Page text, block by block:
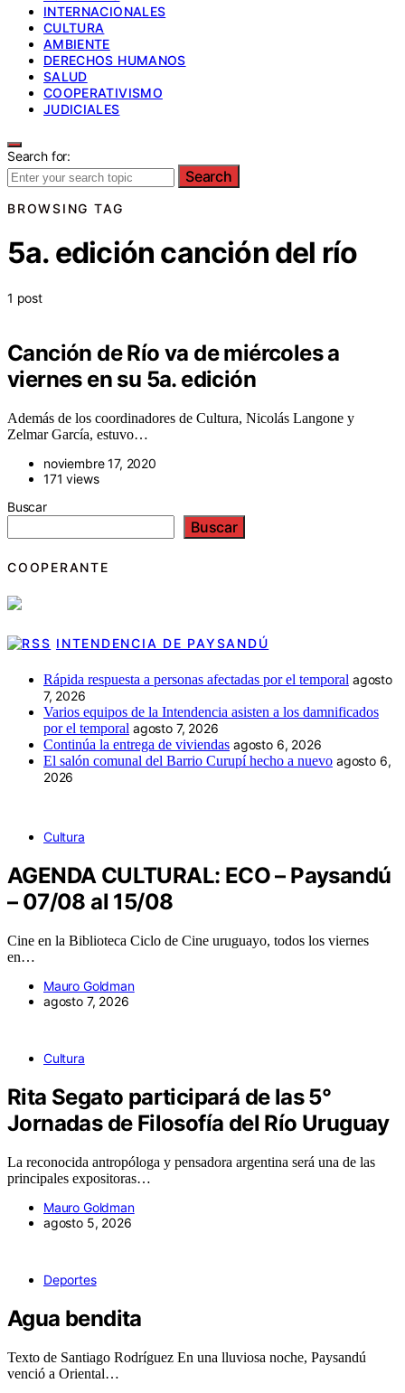
INTERNACIONALES
CULTURA
AMBIENTE
DERECHOS HUMANOS
SALUD
COOPERATIVISMO
JUDICIALES
Search for:
Search
BROWSING TAG
5a. edición canción del río
1 post
Canción de Río va de miércoles a
viernes en su 5a. edición
Además de los coordinadores de Cultura, Nicolás Langone y
Zelmar García, estuvo…
noviembre 17, 2020
171 views
Buscar
Buscar
COOPERANTE
INTENDENCIA DE PAYSANDÚ
Rápida respuesta a personas afectadas por el temporal agosto
7, 2026
Varios equipos de la Intendencia asisten a los damnificados
por el temporal agosto 7, 2026
Continúa la entrega de viviendas agosto 6, 2026
El salón comunal del Barrio Curupí hecho a nuevo agosto 6,
2026
Cultura
AGENDA CULTURAL: ECO – Paysandú
– 07/08 al 15/08
Cine en la Biblioteca Ciclo de Cine uruguayo, todos los viernes
en…
Mauro Goldman
agosto 7, 2026
Cultura
Rita Segato participará de las 5°
Jornadas de Filosofía del Río Uruguay
La reconocida antropóloga y pensadora argentina será una de las
principales expositoras…
Mauro Goldman
agosto 5, 2026
Deportes
Agua bendita
Texto de Santiago Rodríguez En una lluviosa noche, Paysandú
venció a Oriental…